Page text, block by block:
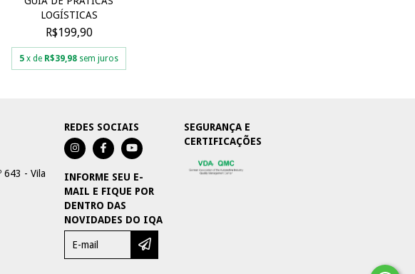
LOGÍSTICAS
R$199,90
5 x de R$39,98 sem juros
643 - Vila
REDES SOCIAIS
INFORME SEU E-
MAIL E FIQUE POR
DENTRO DAS
NOVIDADES DO IQA
SEGURANÇA E
CERTIFICAÇÕES